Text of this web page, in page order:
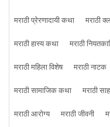
मराठी प्रेरणादायी कथा
मराठी
मराठी हास्य कथा
मराठी
मराठी महिला विशेष
मराठी नाटक
मराठी सामाजिक कथा
मराठी
मराठी आरोग्य
मराठी जीवनी